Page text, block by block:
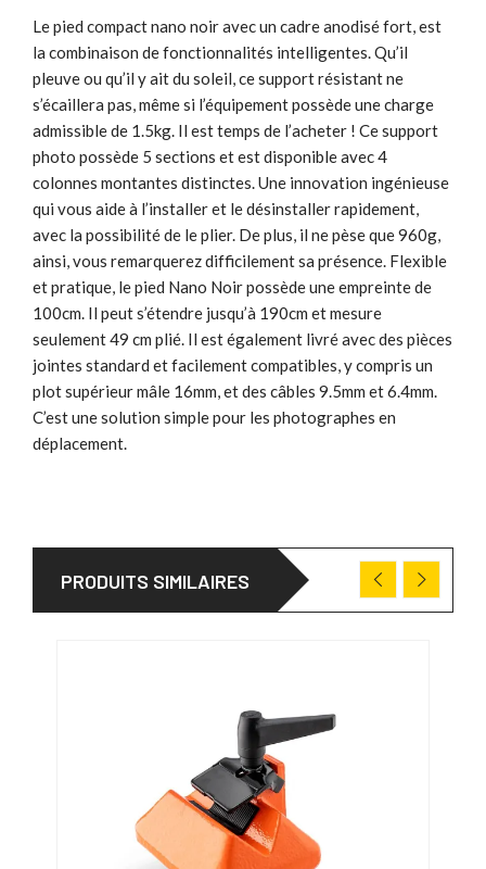
Le pied compact nano noir avec un cadre anodisé fort, est
la combinaison de fonctionnalités intelligentes. Qu’il
pleuve ou qu’il y ait du soleil, ce support résistant ne
s’écaillera pas, même si l’équipement possède une charge
admissible de 1.5kg. Il est temps de l’acheter ! Ce support
photo possède 5 sections et est disponible avec 4
colonnes montantes distinctes. Une innovation ingénieuse
qui vous aide à l’installer et le désinstaller rapidement,
avec la possibilité de le plier. De plus, il ne pèse que 960g,
ainsi, vous remarquerez difficilement sa présence. Flexible
et pratique, le pied Nano Noir possède une empreinte de
100cm. Il peut s’étendre jusqu’à 190cm et mesure
seulement 49 cm plié. Il est également livré avec des pièces
jointes standard et facilement compatibles, y compris un
plot supérieur mâle 16mm, et des câbles 9.5mm et 6.4mm.
C’est une solution simple pour les photographes en
déplacement.
PRODUITS SIMILAIRES